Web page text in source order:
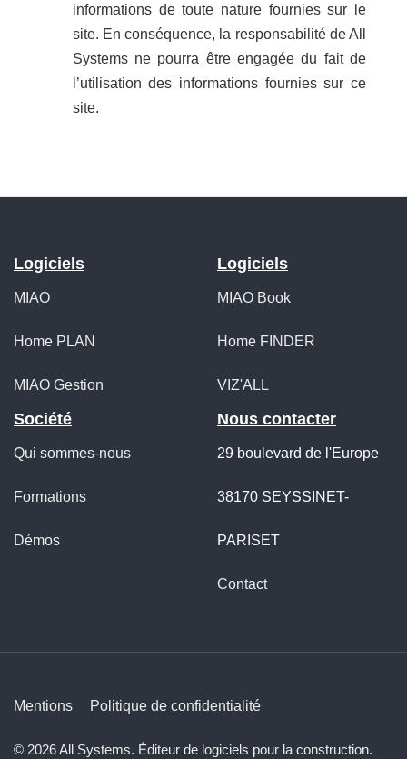
informations de toute nature fournies sur le
site. En conséquence, la responsabilité de All
Systems ne pourra être engagée du fait de
l’utilisation des informations fournies sur ce
site.
Logiciels
MIAO
Home PLAN
MIAO Gestion
Logiciels
MIAO Book
Home FINDER
VIZ'ALL
Société
Qui sommes-nous
Formations
Démos
Nous contacter
29 boulevard de l'Europe
38170 SEYSSINET-
PARISET
Contact
Mentions Politique de confidentialité
© 2026 All Systems. Éditeur de logiciels pour la construction.